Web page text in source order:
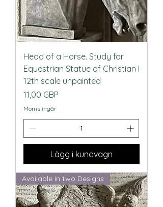
Head of a Horse. Study for
Equestrian Statue of Christian I
12th scale unpainted
Pris
11,00 GBP
Moms ingår
Lägg i kundvagn
Available in two Designs